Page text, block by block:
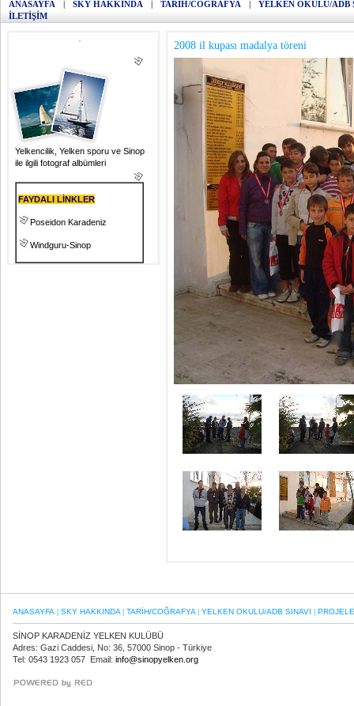
ANASAYFA | SKY HAKKINDA | TARİH/COĞRAFYA |
YELKEN OKULU/ADB
İLETİŞİM
Yelkencilik, Yelken sporu ve Sinop
ile ilgili fotograf albümleri
FAYDALI LİNKLER
Poseidon Karadeniz
Windguru-Sinop
2008 il kupası madalya töreni
ANASAYFA SKY HAKKINDA TARİH/COĞRAFYA YELKEN OKULU/ADB SINAVI
SİNOP KARADENİZ YELKEN KULÜBÜ
Adres: Gazi Caddesi, No: 36, 57000 Sinop - Türkiye
Tel: 0543 1923 057 Email: info@sinopyelken.org